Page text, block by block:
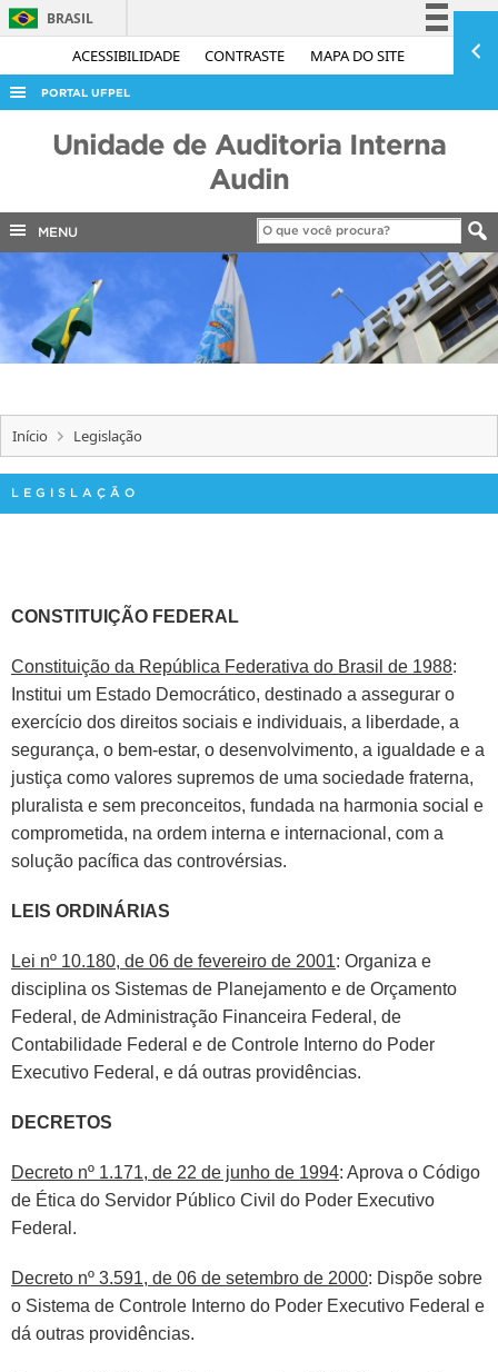
ACESSIBILIDADE CONTRASTE MAPA DO SITE
BRASIL
Simplifique!
Acesso à informação
Canais
PORTAL UFPEL
EDITAIS
INTERNACIONAL
OUVIDORIA
TELEFONES
Unidade de Auditoria Interna
Audin
MENU
Início Legislação
LEGISLAÇÃO
CONSTITUIÇÃO FEDERAL
Constituição da República Federativa do Brasil de 1988:
Institui um Estado Democrático, destinado a assegurar o
exercício dos direitos sociais e individuais, a liberdade, a
segurança, o bem-estar, o desenvolvimento, a igualdade e a
justiça como valores supremos de uma sociedade fraterna,
pluralista e sem preconceitos, fundada na harmonia social e
comprometida, na ordem interna e internacional, com a
solução pacífica das controvérsias.
LEIS ORDINÁRIAS
Lei nº 10.180, de 06 de fevereiro de 2001: Organiza e
disciplina os Sistemas de Planejamento e de Orçamento
Federal, de Administração Financeira Federal, de
Contabilidade Federal e de Controle Interno do Poder
Executivo Federal, e dá outras providências.
DECRETOS
Decreto nº 1.171, de 22 de junho de 1994: Aprova o Código
de Ética do Servidor Público Civil do Poder Executivo
Federal.
Decreto nº 3.591, de 06 de setembro de 2000: Dispõe sobre
o Sistema de Controle Interno do Poder Executivo Federal e
dá outras providências.